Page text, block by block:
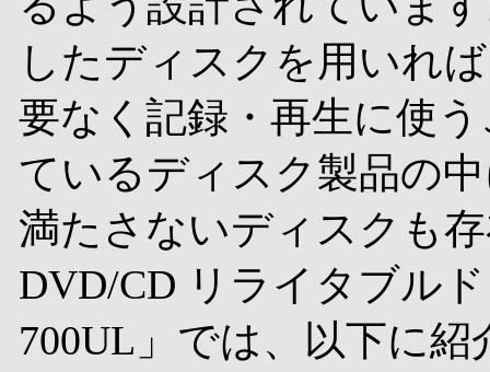
したディスクを用いれ
要なく記録・再生に使
ているディスク製品の
満たさないディスクも
DVD/CD リライタブル
700UL」では、以下に